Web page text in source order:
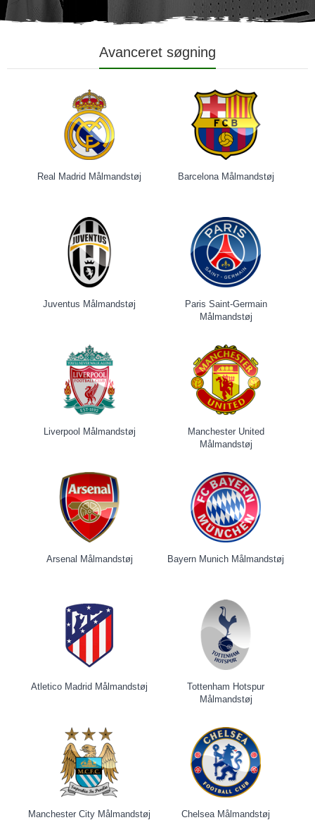
Avanceret søgning
Real Madrid Målmandstøj Barcelona Målmandstøj
Juventus Målmandstøj
Paris Saint-Germain
Målmandstøj
Liverpool Målmandstøj
Manchester United
Målmandstøj
Arsenal Målmandstøj Bayern Munich Målmandstøj
Atletico Madrid Målmandstøj
Tottenham Hotspur
Målmandstøj
Manchester City Målmandstøj Chelsea Målmandstøj